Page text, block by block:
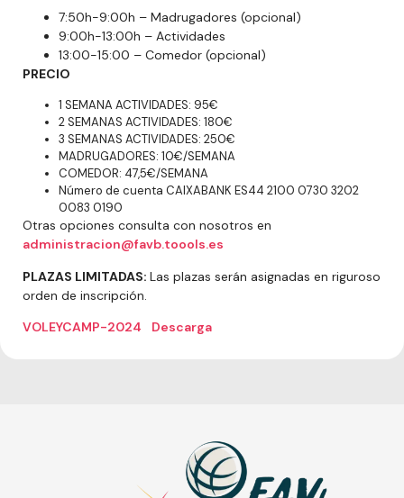
7:50h-9:00h – Madrugadores (opcional)
9:00h-13:00h – Actividades
13:00-15:00 – Comedor (opcional)
PRECIO
1 SEMANA ACTIVIDADES: 95€
2 SEMANAS ACTIVIDADES: 180€
3 SEMANAS ACTIVIDADES: 250€
MADRUGADORES: 10€/SEMANA
COMEDOR: 47,5€/SEMANA
Número de cuenta CAIXABANK ES44 2100 0730 3202
0083 0190
Otras opciones consulta con nosotros en
administracion@favb.toools.es
PLAZAS LIMITADAS: Las plazas serán asignadas en riguroso
orden de inscripción.
VOLEYCAMP-2024
Descarga